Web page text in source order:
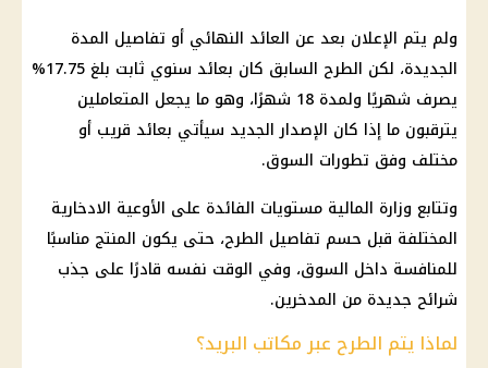
ولم يتم الإعلان بعد عن العائد النهائي أو تفاصيل المدة
الجديدة، لكن الطرح السابق كان بعائد سنوي ثابت بلغ 17.75%
يصرف شهريًا ولمدة 18 شهرًا، وهو ما يجعل المتعاملين
يترقبون ما إذا كان الإصدار الجديد سيأتي بعائد قريب أو
مختلف وفق تطورات السوق.
وتتابع وزارة المالية مستويات الفائدة على الأوعية الادخارية
المختلفة قبل حسم تفاصيل الطرح، حتى يكون المنتج مناسبًا
للمنافسة داخل السوق، وفي الوقت نفسه قادرًا على جذب
شرائح جديدة من المدخرين.
لماذا يتم الطرح عبر مكاتب البريد؟